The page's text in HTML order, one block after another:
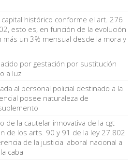
histórico conforme el art. 276
esto es, en función de la evolución
más un 3% mensual desde la mora y
por gestación por sustitución
a luz
al personal policial destinado a la
posee naturaleza de
de la cautelar innovativa de la cgt
de los arts. 90 y 91 de la ley 27.802
de la justicia laboral nacional a
caba